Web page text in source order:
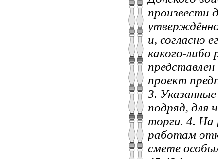
произвести
и, согласно
какого-
проект
3.
подряд, для
торги. 4. На
работам
смете